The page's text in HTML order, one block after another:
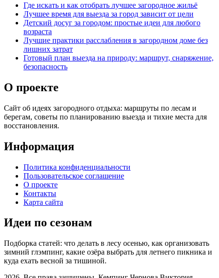
Где искать и как отобрать лучшее загородное жильё
Лучшее время для выезда за город зависит от цели
Детский досуг за городом: простые идеи для любого
возраста
Лучшие практики расслабления в загородном доме без
лишних затрат
Готовый план выезда на природу: маршрут, снаряжение,
безопасность
О проекте
Сайт об идеях загородного отдыха: маршруты по лесам и
берегам, советы по планированию выезда и тихие места для
восстановления.
Информация
Политика конфиденциальности
Пользовательское соглашение
О проекте
Контакты
Карта сайта
Идеи по сезонам
Подборка статей: что делать в лесу осенью, как организовать
зимний глэмпинг, какие озёра выбрать для летнего пикника и
куда ехать весной за тишиной.